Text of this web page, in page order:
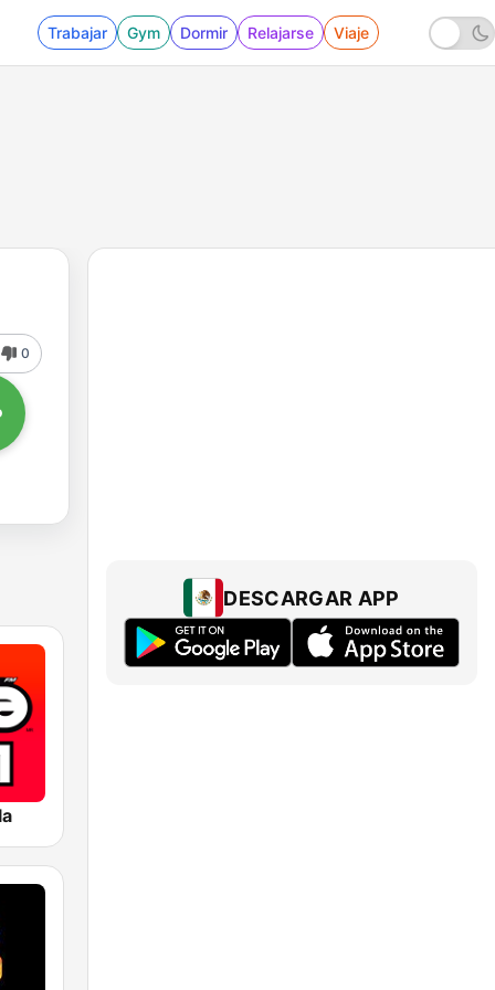
Trabajar Gym Dormir Relajarse Viaje
0
DESCARGAR APP